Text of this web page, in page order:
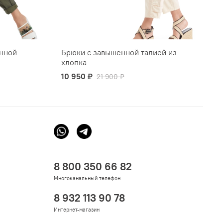
Брюки с завышенной талией из
хлопка
10 950 ₽ 21 900 ₽
8 800 350 66 82
Многоканальный телефон
8 932 113 90 78
Интернет-магазин